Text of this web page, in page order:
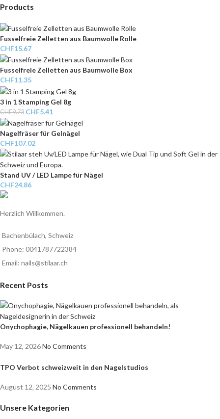
Products
Fusselfreie Zelletten aus Baumwolle Rolle
CHF15.67
Fusselfreie Zelletten aus Baumwolle Box
CHF11.35
3 in 1 Stamping Gel 8g
CHF9.73 CHF5.41
Nagelfräser für Gelnägel
CHF107.02
Stand UV / LED Lampe für Nägel
CHF24.86
Herzlich Willkommen.
Bachenbülach, Schweiz
Phone: 0041787722384
Email: nails@stilaar.ch
Recent Posts
Onychophagie, Nägelkauen professionell behandeln!
May 12, 2026No Comments
TPO Verbot schweizweit in den Nagelstudios
August 12, 2025 No Comments
Unsere Kategorien